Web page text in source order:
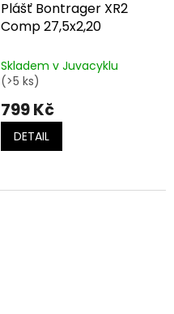
Plášť Bontrager XR2
Comp 27,5x2,20
Skladem v Juvacyklu
(>5 ks)
799 Kč
DETAIL